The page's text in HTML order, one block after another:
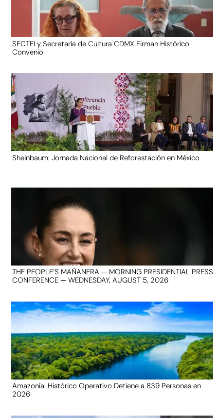
SECTEI y Secretaría de Cultura CDMX Firman Histórico
Convenio
Sheinbaum: Jornada Nacional de Reforestación en México
THE PEOPLE’S MAÑANERA — MORNING PRESIDENTIAL PRESS
CONFERENCE — WEDNESDAY, AUGUST 5, 2026
Amazonía: Histórico Operativo Detiene a 839 Personas en
2026